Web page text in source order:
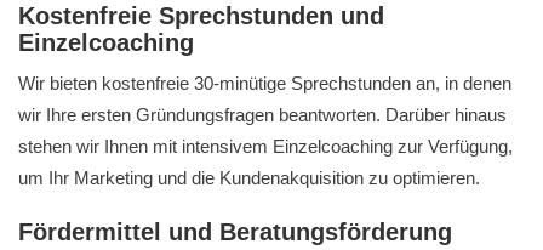
Kostenfreie Sprechstunden und
Einzelcoaching
Wir bieten kostenfreie 30-minütige Sprechstunden an, in denen
wir Ihre ersten Gründungsfragen beantworten. Darüber hinaus
stehen wir Ihnen mit intensivem Einzelcoaching zur Verfügung,
um Ihr Marketing und die Kundenakquisition zu optimieren.
Fördermittel und Beratungsförderung